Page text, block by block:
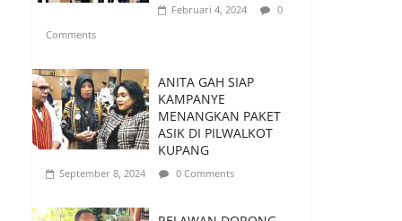
Barat, Diusulkan Jadi
Warisan Budaya
Takbenda Indonesia
Juli 26, 2026 0 Comments
Februari 4, 2024
0
Comments
ANITA GAH SIAP
KAMPANYE
MENANGKAN PAKET
ASIK DI PILWALKOT
KUPANG
September 8, 2024 0 Comments